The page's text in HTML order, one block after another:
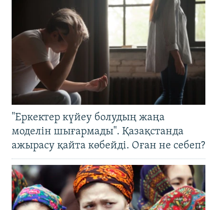
"Еркектер күйеу болудың жаңа
моделін шығармады". Қазақстанда
ажырасу қайта көбейді. Оған не себеп?